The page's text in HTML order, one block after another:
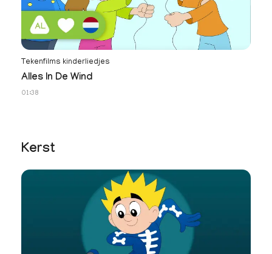
Tekenfilms kinderliedjes
Alles In De Wind
01:38
Kerst